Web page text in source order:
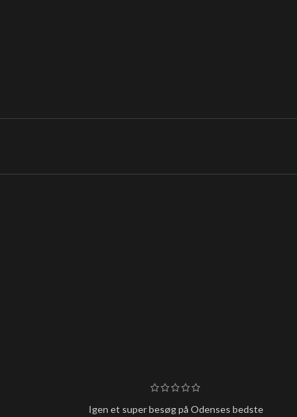
Igen et super besøg på Odenses bedste